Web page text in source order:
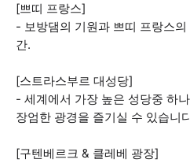
[쁘띠 프랑스]
- 보방댐의 기원과 쁘띠 프랑스
간.
[스트라스부르 대성당]
- 세계에서 가장 높은 성당중 하
장엄한 광경을 즐기실 수 있습니
[구텐베르크 & 클레베 광장]